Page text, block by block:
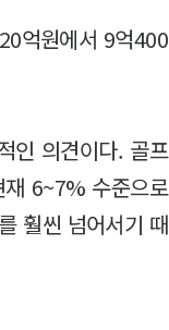
억원에서 9억400
인 의견이다. 골프
6~7% 수준으로
훨씬 넘어서기 때